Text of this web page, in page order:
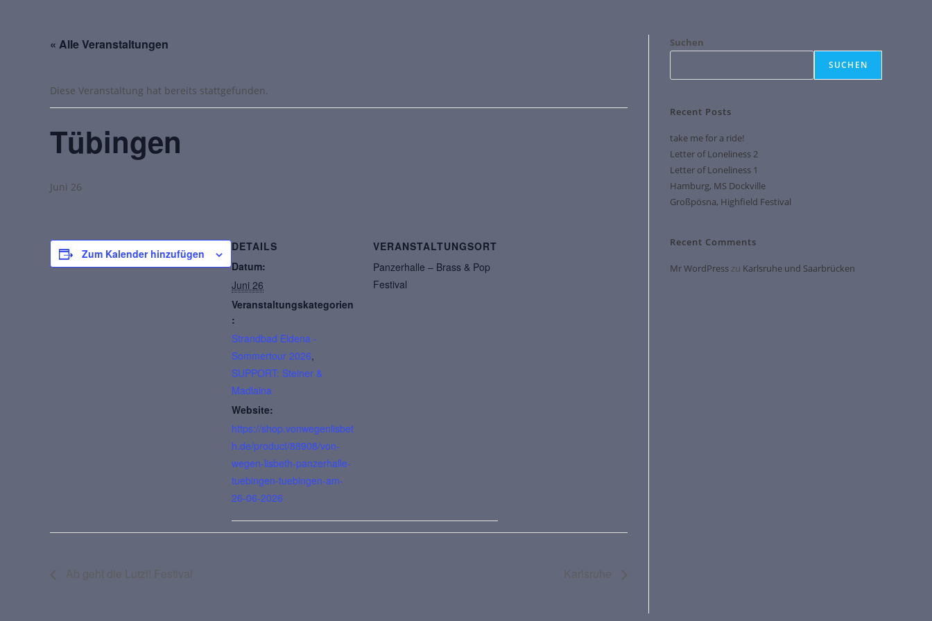
« Alle Veranstaltungen
Diese Veranstaltung hat bereits stattgefunden.
Tübingen
Juni 26
Zum Kalender hinzufügen
DETAILS
Datum:
Juni 26
Veranstaltungskategorien
:
Strandbad Eldena -
Sommertour 2026,
SUPPORT: Steiner &
Madlaina
Website:
https://shop.vonwegenlisbet
h.de/product/88908/von-
wegen-lisbeth-panzerhalle-
tuebingen-tuebingen-am-
26-06-2026
VERANSTALTUNGSORT
Panzerhalle – Brass & Pop
Festival
Ab geht die Lutzi! Festival Karlsruhe
Suchen
SUCHEN
Recent Posts
take me for a ride!
Letter of Loneliness 2
Letter of Loneliness 1
Hamburg, MS Dockville
Großpösna, Highfield Festival
Recent Comments
Mr WordPress zu Karlsruhe und Saarbrücken